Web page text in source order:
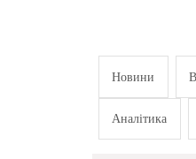
Новини
Аналітика